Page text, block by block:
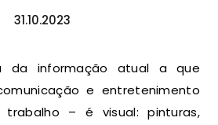
31.10.2023
e entretenimento
– é visual: pinturas,